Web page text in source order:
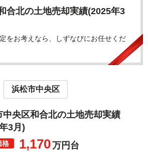
合北の土地売却実績(2025年3
をお考えなら、しずなびにお任せくだ
浜松市中央区
中央区和合北の土地売却実績
3月)
格 1,170万円台